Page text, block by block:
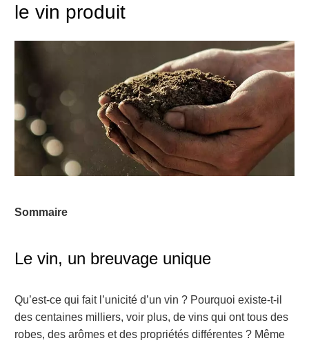
le vin produit
Sommaire
Le vin, un breuvage unique
Qu’est-ce qui fait l’unicité d’un vin ? Pourquoi existe-t-il
des centaines milliers, voir plus, de vins qui ont tous des
robes, des arômes et des propriétés différentes ? Même